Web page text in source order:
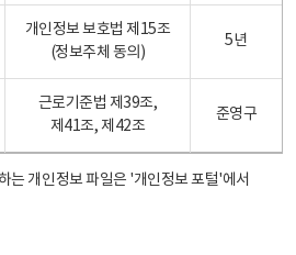
개인정보 보호법 제15조
(정보주체 동의)
5년
근로기준법 제39조,
제41조, 제42조
준영구
는 개인정보 파일은 '개인정보 포털'에서